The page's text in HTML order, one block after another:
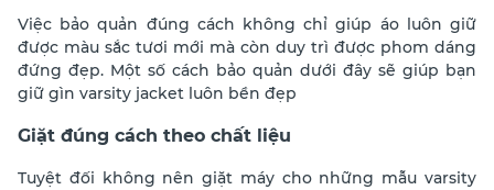
Việc bảo quản đúng cách không chỉ giúp áo luôn giữ
được màu sắc tươi mới mà còn duy trì được phom dáng
đứng đẹp. Một số cách bảo quản dưới đây sẽ giúp bạn
giữ gìn varsity jacket luôn bền đẹp
Giặt đúng cách theo chất liệu
Tuyệt đối không nên giặt máy cho những mẫu varsity